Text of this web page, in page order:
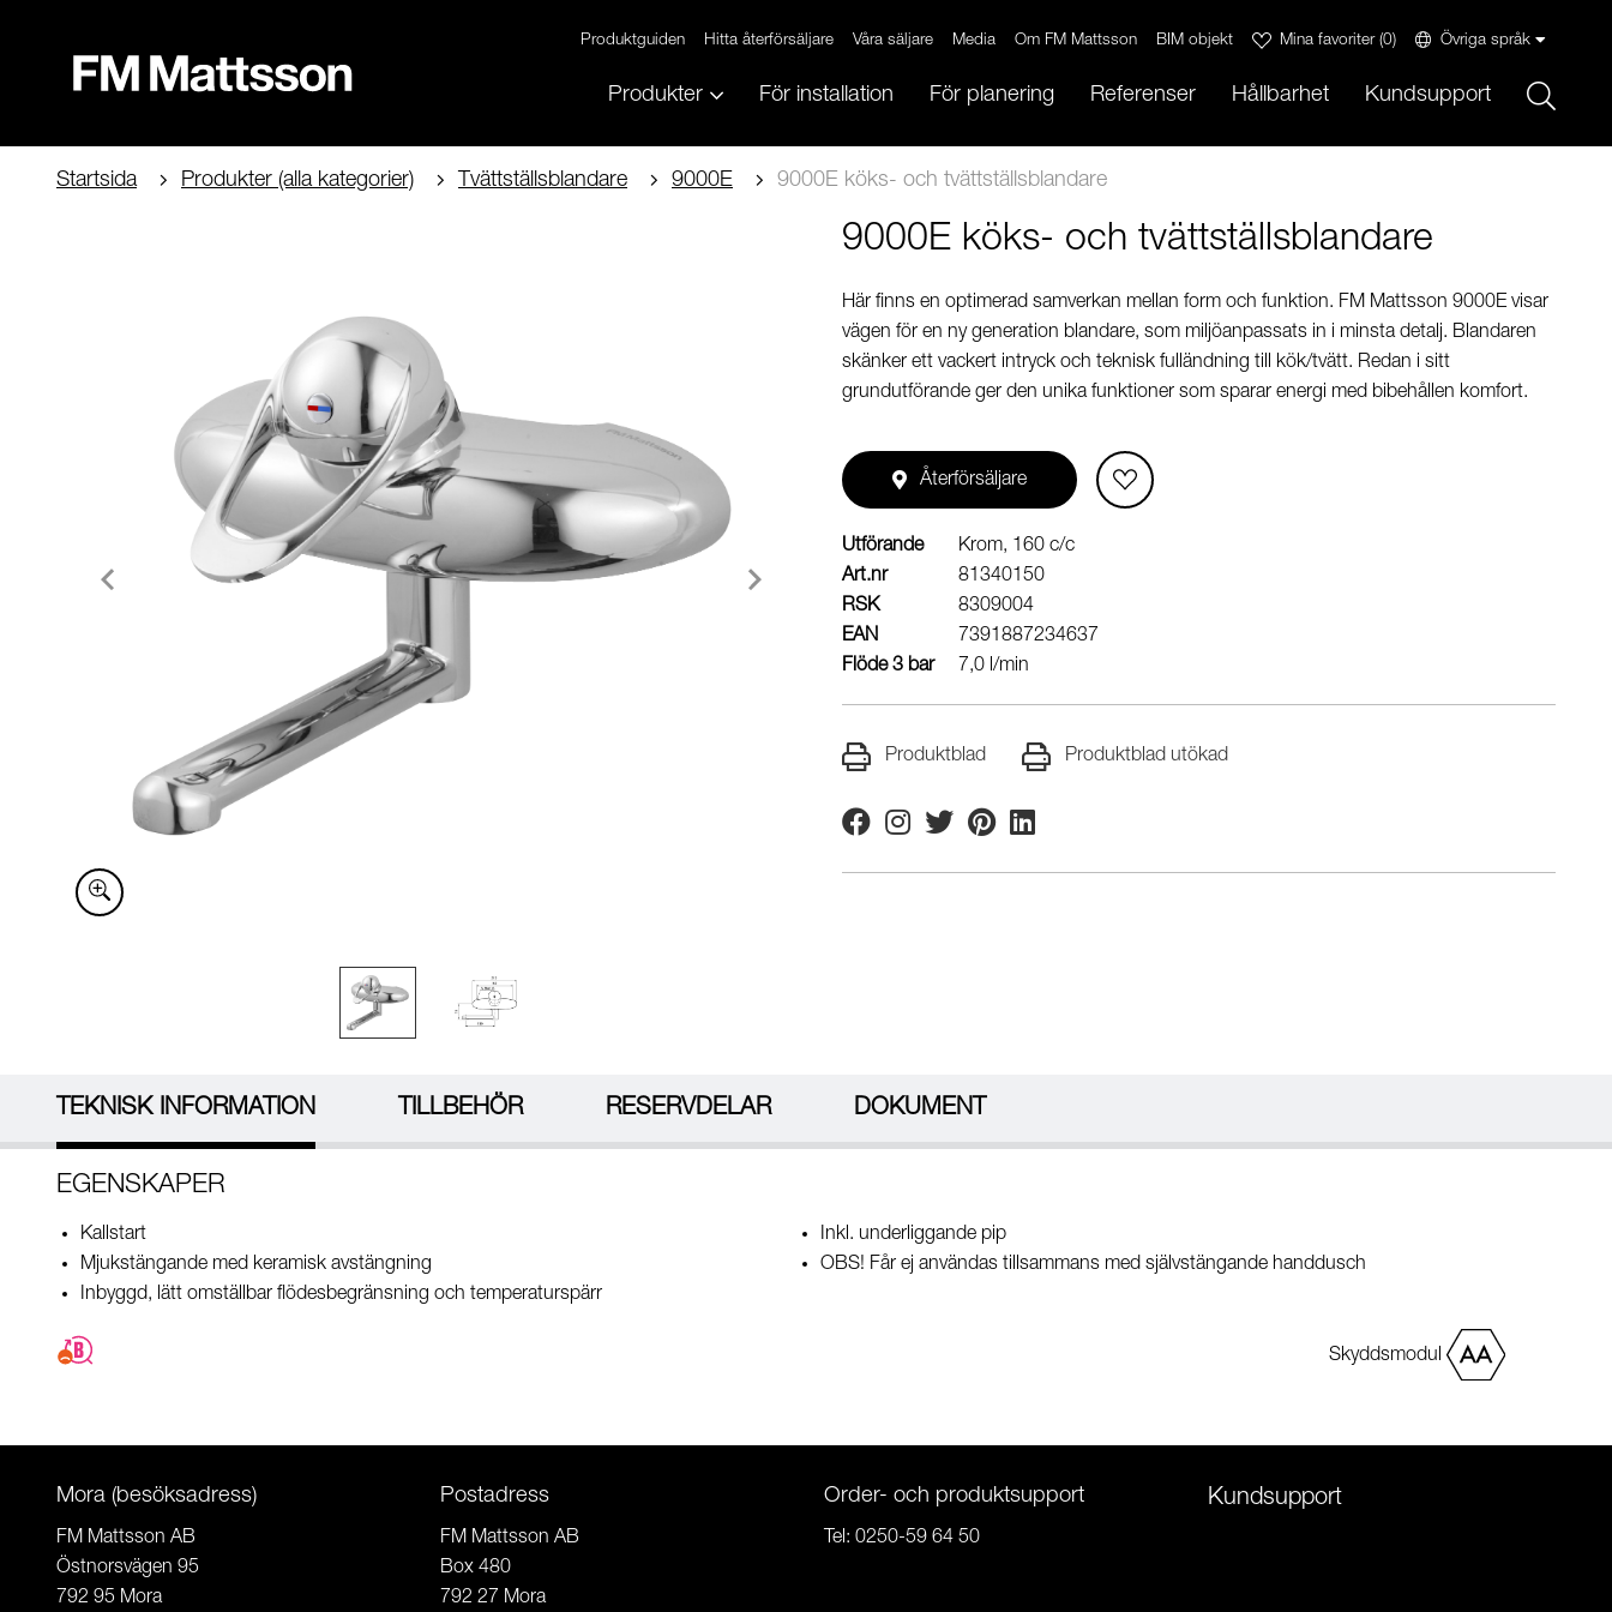
Produktguiden Hitta återförsäljare Våra säljare Media Om FM Mattsson BIM objekt Mina favoriter(0) Övriga språk
Produkter För installation För planering Referenser Hållbarhet Kundsupport
Startsida Produkter (alla kategorier) Tvättställsblandare 9000E 9000E köks- och tvättställsblandare
9000E köks- och tvättställsblandare
Här finns en optimerad samverkan mellan form och funktion. FM Mattsson 9000E visar
vägen för en ny generation blandare, som miljöanpassats in i minsta detalj. Blandaren
skänker ett vackert intryck och teknisk fulländning till kök/tvätt. Redan i sitt
grundutförande ger den unika funktioner som sparar energi med bibehållen komfort.
Återförsäljare
Utförande
Krom, 160 c/c
Art.nr
81340150
RSK
8309004
EAN
7391887234637
Flöde 3 bar
7,0 l/min
Produktblad Produktblad utökad
FacebookInstagram
TwitterPinterestLinkedin
TEKNISK INFORMATION TILLBEHÖR RESERVDELAR DOKUMENT
EGENSKAPER
Kallstart
Mjukstängande med keramisk avstängning
Inbyggd, lätt omställbar flödesbegränsning och temperaturspärr
Inkl. underliggande pip
OBS! Får ej användas tillsammans med självstängande handdusch
Skyddsmodul
Mora (besöksadress)
FM Mattsson AB
Östnorsvägen 95
792 95 Mora
Postadress
FM Mattsson AB
Box 480
792 27 Mora
Order- och produktsupport
Tel: 0250-59 64 50
Kundsupport